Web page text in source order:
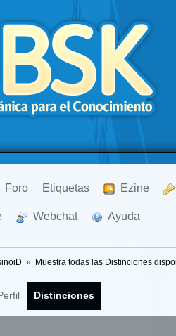
Foro Etiquetas Ezine
Webchat Ayuda
» Muestra todas las Distinciones
Distinciones